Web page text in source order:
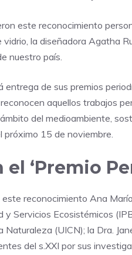
este reconocimiento
la diseñadora Agatha
nuestro país.
entrega de sus premios
aquellos trabajos
del medioambiente,
próximo 15 de noviembre.
‘Premio
reconocimiento Ana
Servicios Ecosistémicos
(UICN); la Dra.
del s.XXI por sus